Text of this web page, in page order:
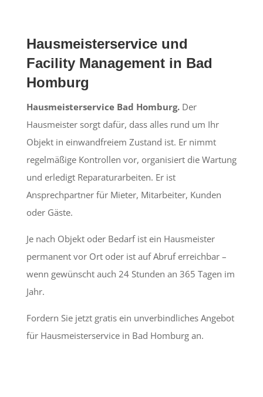
Hausmeisterservice und
Facility Management in Bad
Homburg
Hausmeisterservice Bad Homburg.Der
Hausmeister sorgt dafür, dass alles rund um Ihr
Objekt in einwandfreiem Zustand ist. Er nimmt
regelmäßige Kontrollen vor, organisiert die Wartung
und erledigt Reparaturarbeiten. Er ist
Ansprechpartner für Mieter, Mitarbeiter, Kunden
oder Gäste.
Je nach Objekt oder Bedarf ist ein Hausmeister
permanent vor Ort oder ist auf Abruf erreichbar –
wenn gewünscht auch 24 Stunden an 365 Tagen im
Jahr.
Fordern Sie jetzt gratis ein unverbindliches Angebot
für Hausmeisterservice in Bad Homburg an.